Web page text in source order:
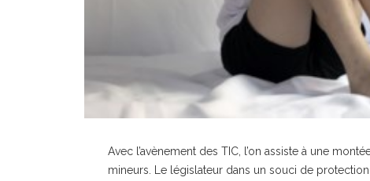
Avec l’avènement des TIC, l’on assiste à une
mineurs. Le législateur dans un souci de